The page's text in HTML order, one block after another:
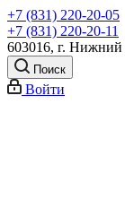
+7 (831) 220-20-05
+7 (831) 220-20-11
603016, г.
Поиск
Войти